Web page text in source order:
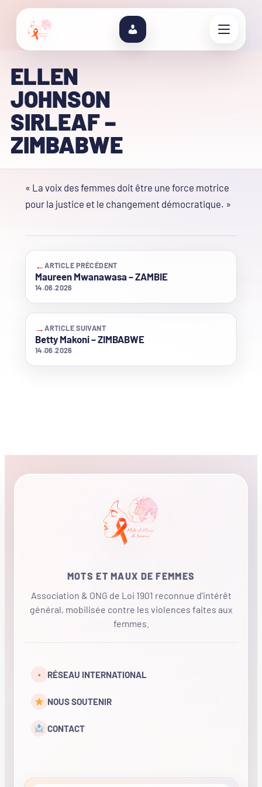
ELLEN
JOHNSON
SIRLEAF –
ZIMBABWE
« La voix des femmes doit être une force motrice
pour la justice et le changement démocratique. »
←ARTICLE PRÉCÉDENT
Maureen Mwanawasa – ZAMBIE
14.06.2026
→ARTICLE SUIVANT
Betty Makoni – ZIMBABWE
14.06.2026
MOTS ET MAUX DE FEMMES
Association & ONG de Loi 1901 reconnue d'intérêt
général, mobilisée contre les violences faites aux
femmes.
• RÉSEAU INTERNATIONAL
NOUS SOUTENIR
CONTACT